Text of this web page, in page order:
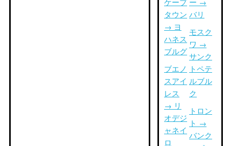
タウン
→ ヨ
ハネス
ブルグ
ブエノ
スアイ
レス
→ リ
オデジ
ャネイ
ロ
バリ
モスク
ワ →
サンク
トペテ
ルブル
ク
トロン
ト →
バンク